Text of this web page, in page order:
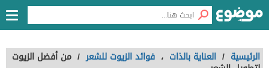
الرئيسية / العناية بالذات ، فوائد الزيوت للشعر / من أفضل الزيوت